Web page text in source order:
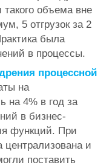
объема вне
5 отгрузок за 2
была
в процессы.
процессной
на
на 4% в год за
в бизнес-
функций. При
и
поставить